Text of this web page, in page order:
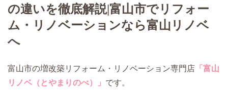
の違いを徹底解説|富山市でリフォー
ム・リノベーションなら富山リノベ
へ
富山市の増改築リフォーム・リノベーション専門店 「富山
リノベ（とやまりのべ）」 です。